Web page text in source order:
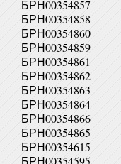
БРН00354857
БРН00354858
БРН00354860
БРН00354859
БРН00354861
БРН00354862
БРН00354863
БРН00354864
БРН00354866
БРН00354865
БРН00354615
БРН00354595